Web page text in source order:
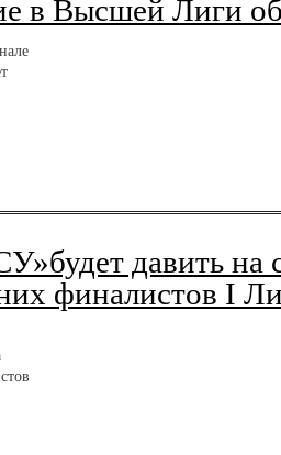
в Высшей Лиги
давить на
финалистов I